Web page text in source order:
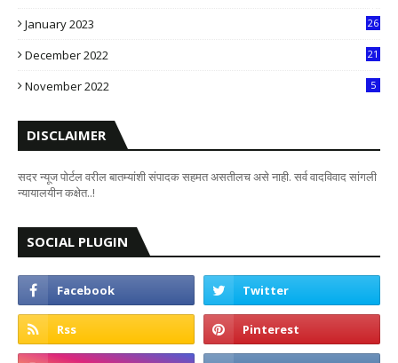
January 2023
26
December 2022
21
November 2022 5
DISCLAIMER
सदर न्यूज पोर्टल वरील बातम्यांशी संपादक सहमत असतीलच असे नाही. सर्व वादविवाद सांगली
न्यायालयीन कक्षेत..!
SOCIAL PLUGIN